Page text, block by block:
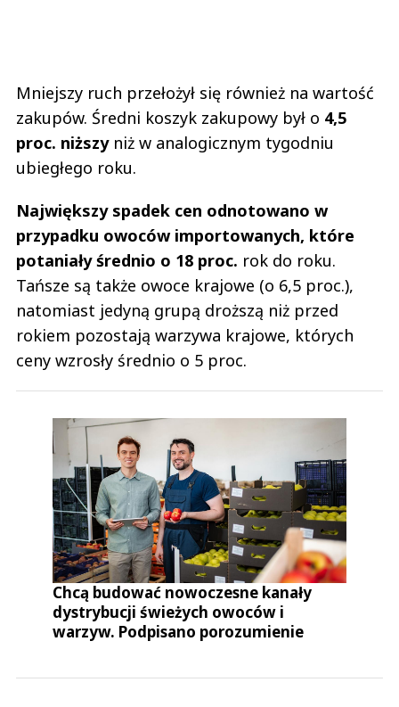
Mniejszy ruch przełożył się również na wartość
zakupów. Średni koszyk zakupowy był o 4,5
proc. niższyniż w analogicznym tygodniu
ubiegłego roku.
Największy spadek cen odnotowano w
przypadku owoców importowanych, które
potaniały średnio o 18 proc. rok do roku.
Tańsze są także owoce krajowe (o 6,5 proc.),
natomiast jedyną grupą droższą niż przed
rokiem pozostają warzywa krajowe, których
ceny wzrosły średnio o 5 proc.
Chcą budować nowoczesne kanały
dystrybucji świeżych owoców i
warzyw. Podpisano porozumienie